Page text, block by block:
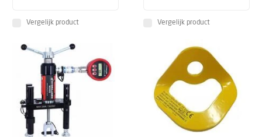
Vergelijk product Vergelijk product